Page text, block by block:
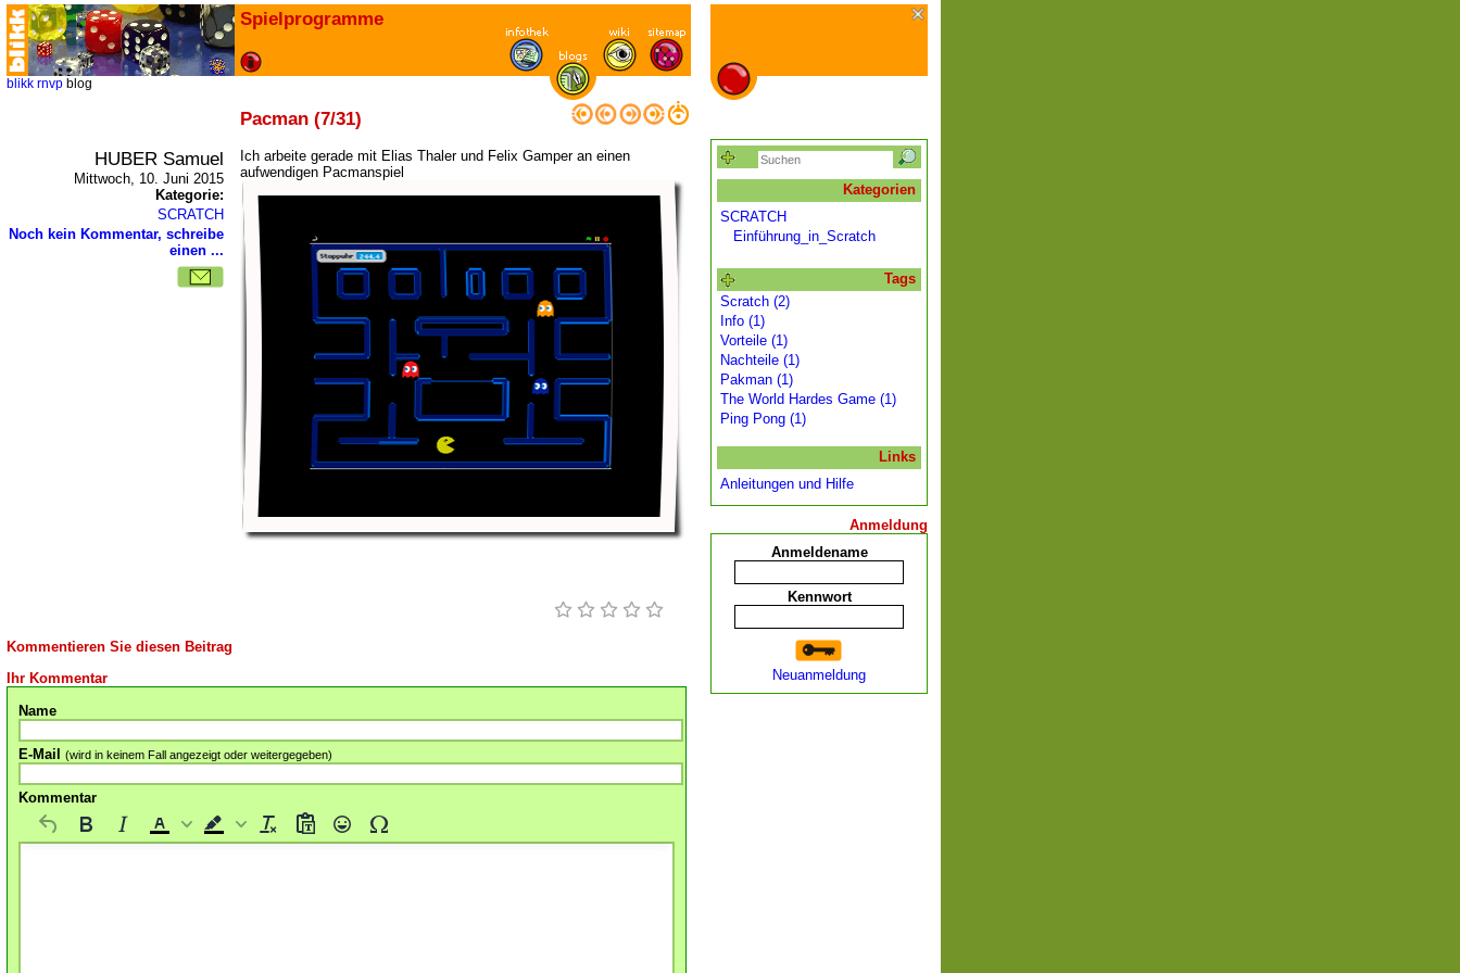
Spielprogramme
blikk rnvp blog
Pacman (7/31)
HUBER Samuel
Mittwoch, 10. Juni 2015
Kategorie:
SCRATCH
Noch kein Kommentar, schreibe
einen ...
Ich arbeite gerade mit Elias Thaler und Felix Gamper an einen
aufwendigen Pacmanspiel
Kommentieren Sie diesen Beitrag
Ihr Kommentar
Name
E-Mail (wird in keinem Fall angezeigt oder weitergegeben)
Kommentar
Kategorien
SCRATCH
Einführung_in_Scratch
Tags
Scratch (2)
Info (1)
Vorteile (1)
Nachteile (1)
Pakman (1)
The World Hardes Game (1)
Ping Pong (1)
Links
Anleitungen und Hilfe
Anmeldung
Anmeldename
Kennwort
Neuanmeldung